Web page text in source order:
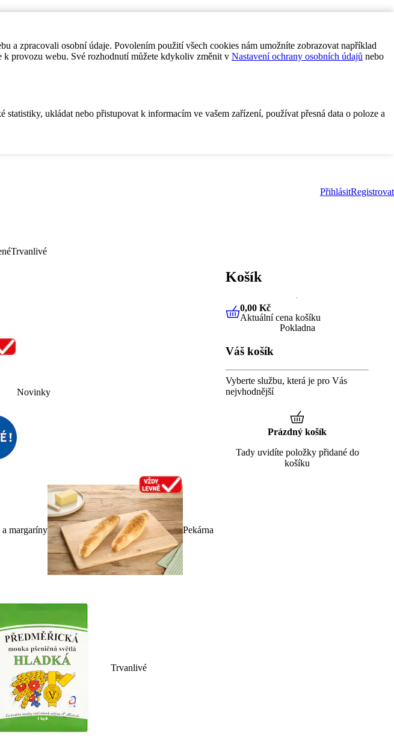
a zpracovali osobní údaje. Povolením použití všech cookies nám umožníte zobrazovat například
k provozu webu. Své rozhodnutí můžete kdykoliv změnit v Nastavení ochrany osobních údajů nebo
ukládat nebo přistupovat k informacím ve vašem zařízení, používat přesná data o poloze a
PřihlásitRegistrovat
Trvanlivé
Novinky
margaríny Pekárna
Trvanlivé
Košík
0,00 KčAktuální cena košíku
0,00 Kč
Aktuální cena košíku
Pokladna
Váš košík
Vyberte službu, která je pro Vás
nejvhodnější
Prázdný košík
Tady uvidíte položky přidané do
košíku